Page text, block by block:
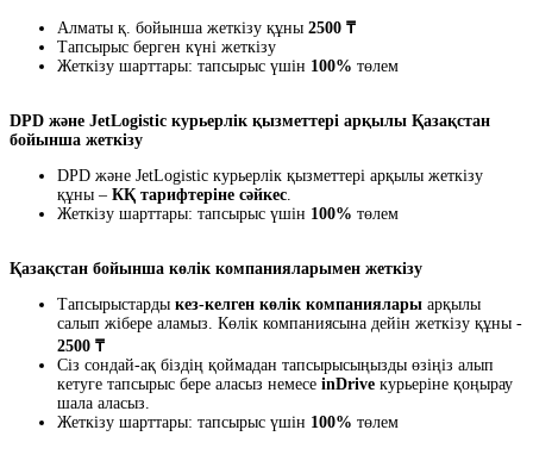
Алматы қ. бойынша жеткізу құны 2500 ₸
Тапсырыс берген күні жеткізу
Жеткізу шарттары: тапсырыс үшін 100% төлем
DPD және JetLogistic курьерлік қызметтері арқылы Қазақстан
бойынша жеткізу
DPD және JetLogistic курьерлік қызметтері арқылы жеткізу
құны – КҚ тарифтеріне сәйкес.
Жеткізу шарттары: тапсырыс үшін 100% төлем
Қазақстан бойынша көлік компанияларымен жеткізу
Тапсырыстарды кез-келген көлік компаниялары арқылы
салып жібере аламыз. Көлік компаниясына дейін жеткізу құны -
2500 ₸
Сіз сондай-ақ біздің қоймадан тапсырысыңызды өзіңіз алып
кетуге тапсырыс бере аласыз немесе inDrive курьеріне қоңырау
шала аласыз.
Жеткізу шарттары: тапсырыс үшін 100% төлем